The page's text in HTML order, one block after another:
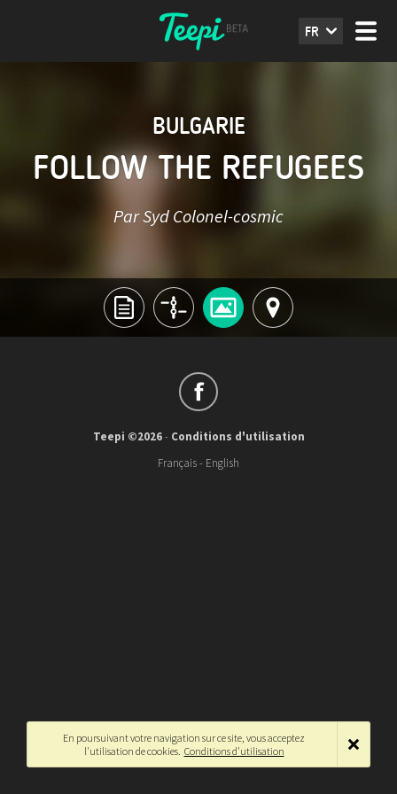
FR
BULGARIE
FOLLOW THE REFUGEES
Par Syd Colonel-cosmic
Teepi ©2026- Conditions d'utilisation
Français- English
En poursuivant votre navigation sur ce site, vous acceptez
l'utilisation de cookies. Conditions d'utilisation